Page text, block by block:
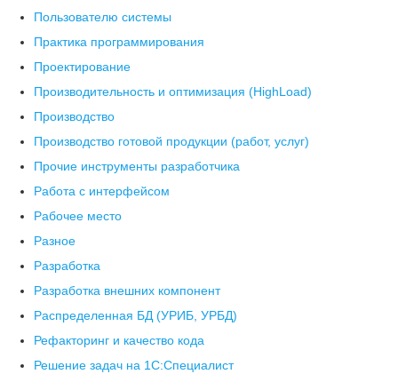
Пользователю системы
Практика программирования
Проектирование
Производительность и оптимизация (HighLoad)
Производство
Производство готовой продукции (работ, услуг)
Прочие инструменты разработчика
Работа с интерфейсом
Рабочее место
Разное
Разработка
Разработка внешних компонент
Распределенная БД (УРИБ, УРБД)
Рефакторинг и качество кода
Решение задач на 1С:Специалист